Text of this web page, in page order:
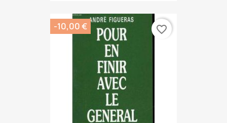
-10,00 € favorite_border